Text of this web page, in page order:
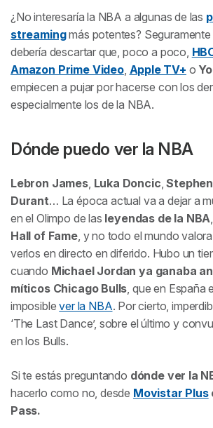
¿No interesaría la NBA a algunas de las
streamingmás potentes? Seguramente
debería descartar que, poco a poco,
Amazon Prime Video, Apple TV+ o
empiecen a pujar por hacerse con los
especialmente los de la NBA.
Dónde puedo ver la NBA
Lebron James, Luka Doncic
Durant… La época actual va a dejar a
en el Olimpo de las leyendas de la NBA
Hall of Fame, y no todo el mundo
verlos en directo en diferido. Hubo un
cuando Michael Jordan ya ganaba
míticos Chicago Bulls , que en España
imposiblever la NBA. Por cierto,
‘The Last Dance’, sobre el último y
en los Bulls.
Si te estás preguntando dónde ver la
hacerlo como no, desde Movistar Plus
Pass.